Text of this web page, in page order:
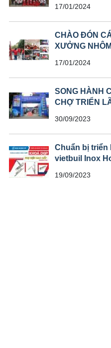
17/01/2024
CHÀO ĐÓN
XƯỞNG
NHÀ MÁY
17/01/2024
SONG HÀNH
CHỢ TRIỂN
VŨ – KHOÁ
30/09/2023
Chuẩn bị triển
vietbuil Inox
19/09/2023